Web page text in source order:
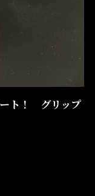
ト！ グリップ